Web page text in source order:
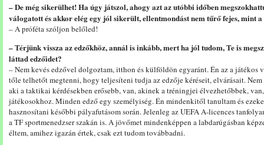
– De még sikerülhet! Ha úgy játszol, ahogy azt az utóbbi időben
válogatott és akkor elég egy jól sikerült, ellentmondást nem tűrő fejes, mint
– A próféta szóljon belőled!
– Térjünk vissza az edzőkhöz, annál is inkább, mert ha jól tudom, Te is
láttad edzőidet?
– Nem kevés edzővel dolgoztam, itthon és külföldön egyaránt. Én az a
tőle telhetőt megtenni, hogy teljesíteni tudja az edzője kéréseit, elvárásait.
aki a taktikai kérdésekben erősebb, van, akinek a tréningjei élvezhetőbbek,
játékosokhoz. Minden edző egy személyiség. Én mindenkitől tanultam és
hasznosítani későbbi pályafutásom során. Jelenleg az UEFA A-licences
a TF sportmenedzser szakán is. A jövőmet mindenképpen a labdarúgásban
éltem, amihez igazán értek, csak ezt tudom továbbadni.